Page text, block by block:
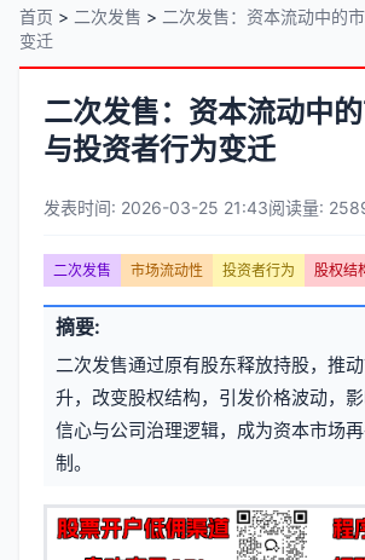
首页 > 二次发售 > 二次发售：资本流动中的
变迁
二次发售：资本流动中
与投资者行为变迁
章
元
信
息
发表时间: 2026-03-25 21:43阅读量:
文
章
标
签
二次发售 市场流动性 投资者行为 股权结
摘要:
二次发售通过原有股东释放持股，推
升，改变股权结构，引发价格波动，
信心与公司治理逻辑，成为资本市场
制。